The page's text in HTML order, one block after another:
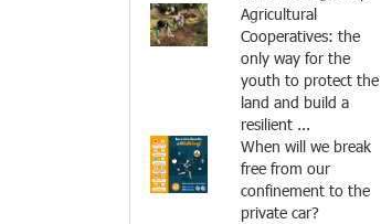
Agricultural
Cooperatives: the
only way for the
youth to protect the
land and build a
resilient ...
When will we break
free from our
confinement to the
private car?